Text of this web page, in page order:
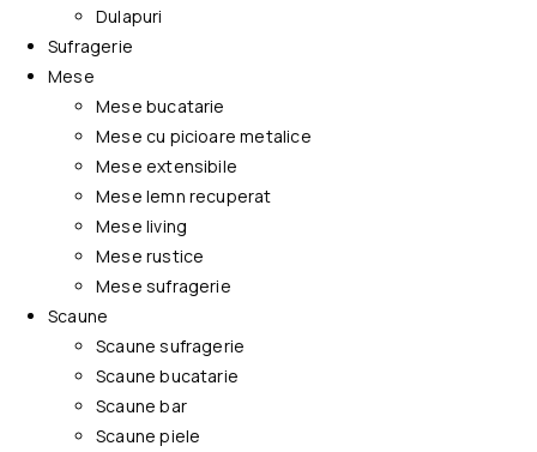
Dulapuri
Sufragerie
Mese
Mese bucatarie
Mese cu picioare metalice
Mese extensibile
Mese lemn recuperat
Mese living
Mese rustice
Mese sufragerie
Scaune
Scaune sufragerie
Scaune bucatarie
Scaune bar
Scaune piele